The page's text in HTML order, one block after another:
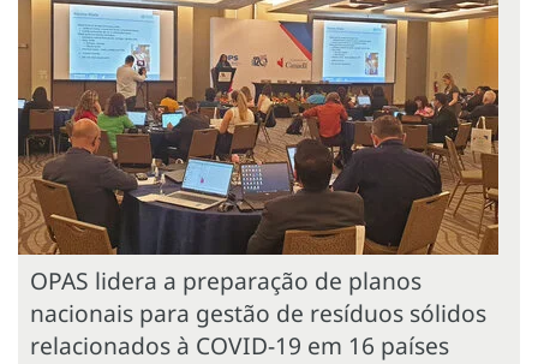
OPAS lidera a preparação de planos
nacionais para gestão de resíduos sólidos
relacionados à COVID-19 em 16 países